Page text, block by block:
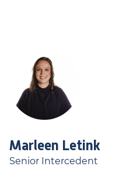
Marleen Letink
Senior Intercedent